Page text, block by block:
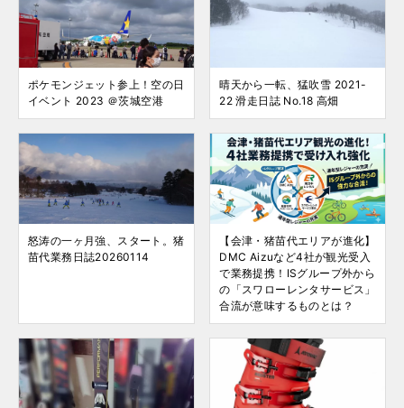
ポケモンジェット参上！空の日
イベント 2023 ＠茨城空港
晴天から一転、猛吹雪 2021-
22 滑走日誌 No.18 高畑
怒涛の一ヶ月強、スタート。猪
苗代業務日誌20260114
【会津・猪苗代エリアが進化】
DMC Aizuなど4社が観光受入
で業務提携！ISグループ外から
の「スワローレンタサービス」
合流が意味するものとは？